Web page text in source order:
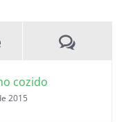
cozido
2015